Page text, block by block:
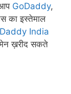
GoDaddy,
का इस्तेमाल
India
ख़रीद सकते